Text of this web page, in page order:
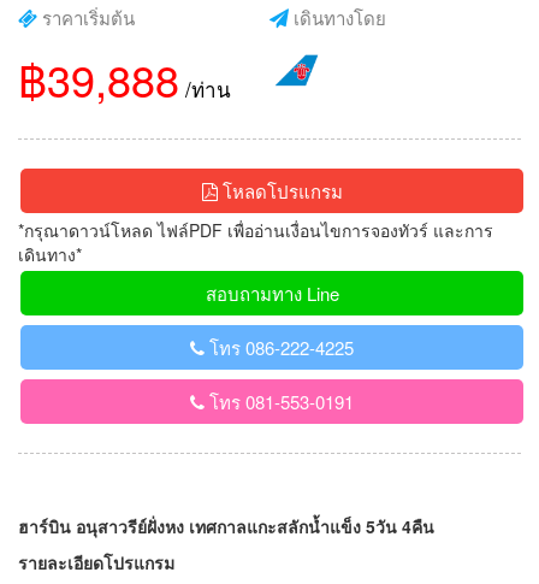
ราคาเริ่มต้น
฿39,888 /ท่าน
เดินทางโดย
โหลดโปรแกรม
*กรุณาดาวน์โหลด ไฟล์PDF เพื่ออ่านเงื่อนไขการจองทัวร์ และการ
เดินทาง*
สอบถามทาง Line
โทร 086-222-4225
โทร 081-553-0191
ฮาร์บิน อนุสาวรีย์ฝั่งหง เทศกาลแกะสลักน้ำแข็ง 5วัน 4คืน
รายละเอียดโปรแกรม